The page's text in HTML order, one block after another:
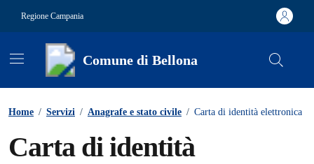
Regione Campania
Comune di Bellona
Home / Servizi / Anagrafe e stato civile / Carta di identità elettronica
Carta di identità